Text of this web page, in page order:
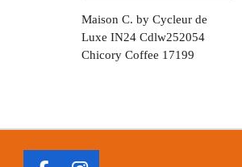
Maison C. by Cycleur de
Luxe IN24 Cdlw252054
Chicory Coffee 17199